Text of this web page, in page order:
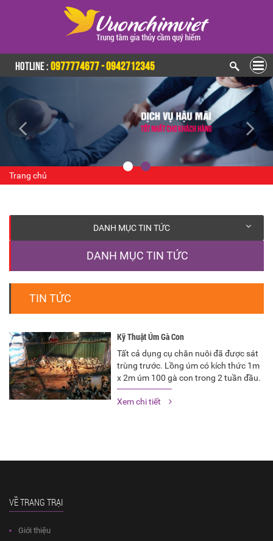
HOTLINE :0977774677 - 0942712345
Trang chủ
DANH MỤC TIN TỨC
DANH MỤC TIN TỨC
TIN TỨC
Kỹ Thuật Úm Gà Con
Tất cả dụng cụ chăn nuôi đã được sát
trùng trước. Lồng úm có kích thức 1m
x 2m úm 100 gà con trong 2 tuần đầu.
Sau đó giảm dần theo mật độ
Xem chi tiết
VỀ TRANG TRẠI
Giới thiệu